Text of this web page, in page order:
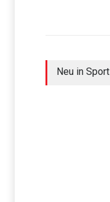
Neu in Sport